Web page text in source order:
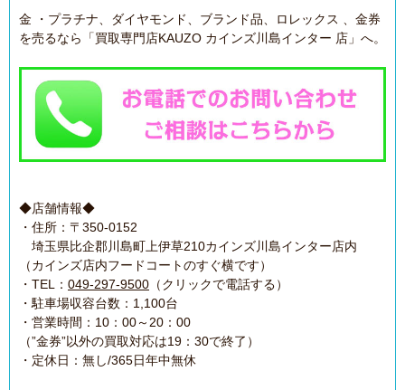
金 ・プラチナ、ダイヤモンド、ブランド品、ロレックス 、金券
を売るなら「買取専門店KAUZO カインズ川島インター 店」へ。
◆店舗情報◆
・住所：〒350-0152
埼玉県比企郡川島町上伊草210カインズ川島インター店内
（カインズ店内フードコートのすぐ横です）
・TEL： 049-297-9500 （クリックで電話する）
・駐車場収容台数：1,100台
・営業時間：10：00～20：00
（”金券”以外の買取対応は19：30で終了）
・定休日：無し/365日年中無休